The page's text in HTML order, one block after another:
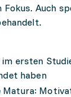
Auch
ersten
haben
Matura: